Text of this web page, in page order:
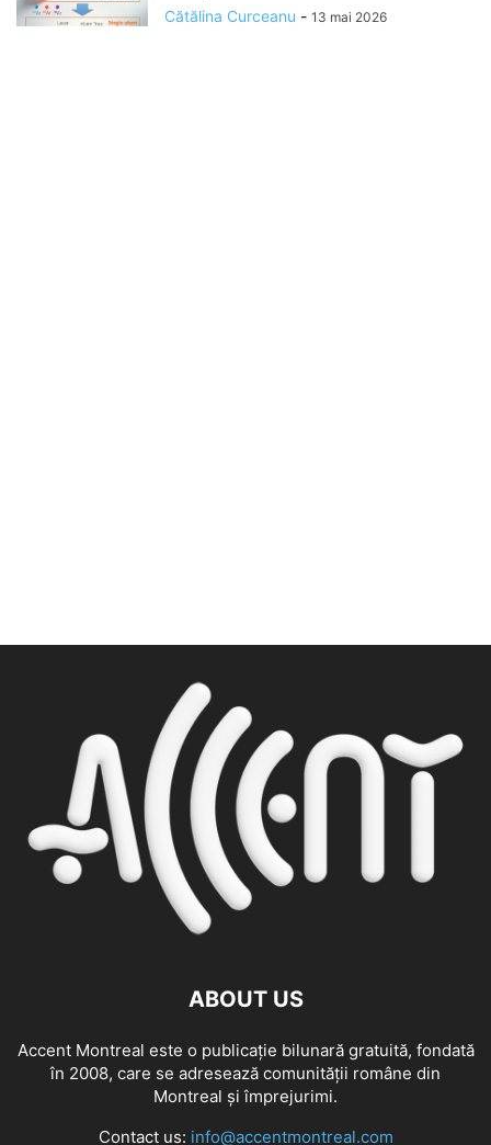
Cătălina Curceanu - 13 mai 2026
ABOUT US
Accent Montreal este o publicație bilunară gratuită, fondată
în 2008, care se adresează comunităţii române din
Montreal şi împrejurimi.
Contact us: info@accentmontreal.com